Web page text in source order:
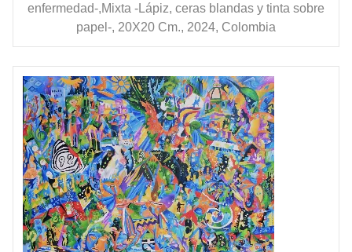
enfermedad-,Mixta -Lápiz, ceras blandas y tinta sobre
papel-, 20X20 Cm., 2024, Colombia